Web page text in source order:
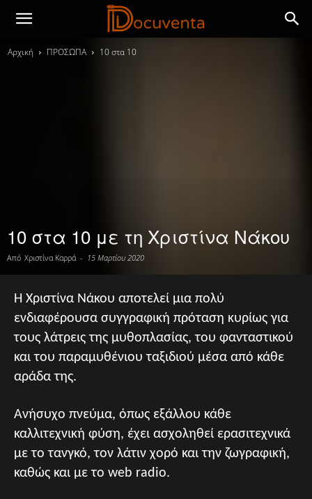
Αρχική ΠΡΟΣΩΠΑ 10 στα 10
10 στα 10 με τη Χριστίνα Νάκου
Από Χριστίνα Καρρά - 15 Μαρτίου 2020
Η Χριστίνα Νάκου αποτελεί μια πολύ
ενδιαφέρουσα συγγραφική πρόταση κυρίως για
τους λάτρεις της μυθοπλασίας, του φανταστικού
και του παραμυθένιου ταξιδιού μέσα από κάθε
αράδα της.
Ανήσυχο πνεύμα, όπως εξάλλου κάθε
καλλιτεχνική φύση, έχει ασχοληθεί ερασιτεχνικά
με το τανγκό, τον λάτιν χορό και την ζωγραφική,
καθώς και με το web radio.